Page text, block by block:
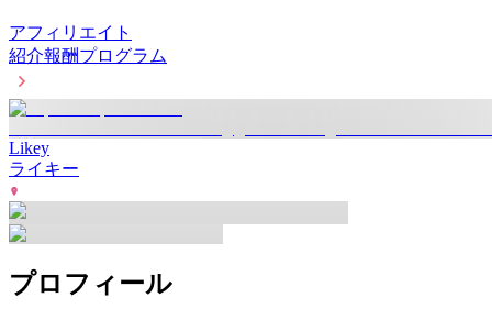
アフィリエイト
紹介報酬プログラム
Likey
ライキー
プロフィール